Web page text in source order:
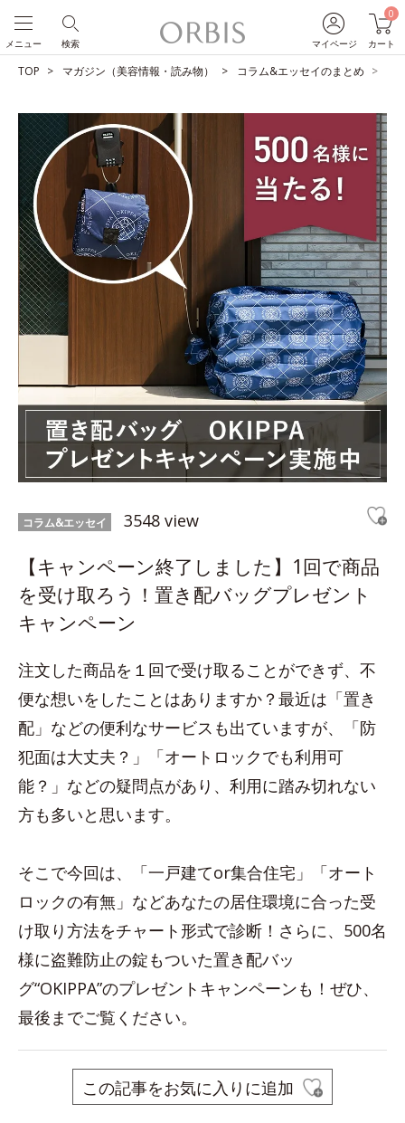
マイページ
0
カート
検索
メニュー
TOP マガジン（美容情報・読み物） コラム&エッセイのまとめ
コラム&エッセイ 3548 view
【キャンペーン終了しました】1回で商品
を受け取ろう！置き配バッグプレゼント
キャンペーン
注文した商品を１回で受け取ることができず、不
便な想いをしたことはありますか？最近は「置き
配」などの便利なサービスも出ていますが、「防
犯面は大丈夫？」「オートロックでも利用可
能？」などの疑問点があり、利用に踏み切れない
方も多いと思います。
そこで今回は、「一戸建てor集合住宅」「オート
ロックの有無」などあなたの居住環境に合った受
け取り方法をチャート形式で診断！さらに、500名
様に盗難防止の錠もついた置き配バッ
グ“OKIPPA”のプレゼントキャンペーンも！ぜひ、
最後までご覧ください。
この記事をお気に入りに追加